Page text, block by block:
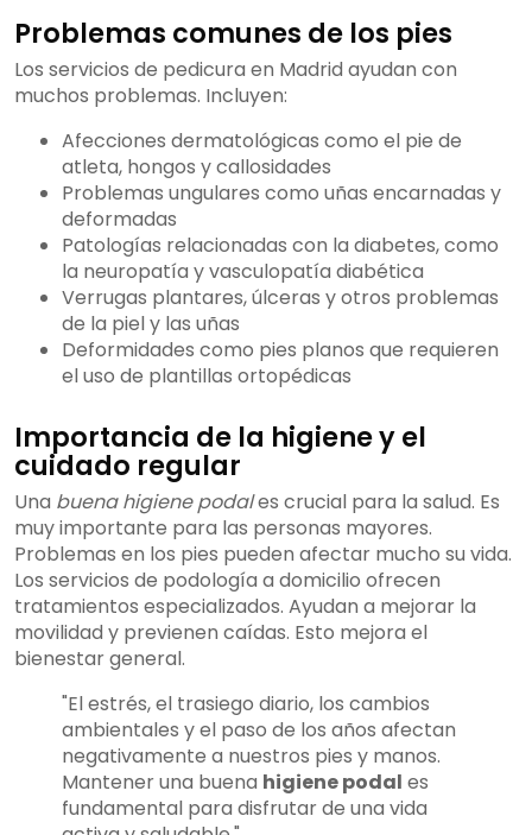
Problemas comunes de los pies
Los servicios de pedicura en Madrid ayudan con
muchos problemas. Incluyen:
Afecciones dermatológicas como el pie de
atleta, hongos y callosidades
Problemas ungulares como uñas encarnadas y
deformadas
Patologías relacionadas con la diabetes, como
la neuropatía y vasculopatía diabética
Verrugas plantares, úlceras y otros problemas
de la piel y las uñas
Deformidades como pies planos que requieren
el uso de plantillas ortopédicas
Importancia de la higiene y el
cuidado regular
Una buena higiene podales crucial para la salud. Es
muy importante para las personas mayores.
Problemas en los pies pueden afectar mucho su vida.
Los servicios de podología a domicilio ofrecen
tratamientos especializados. Ayudan a mejorar la
movilidad y previenen caídas. Esto mejora el
bienestar general.
"El estrés, el trasiego diario, los cambios
ambientales y el paso de los años afectan
negativamente a nuestros pies y manos.
Mantener una buena higiene podal es
fundamental para disfrutar de una vida